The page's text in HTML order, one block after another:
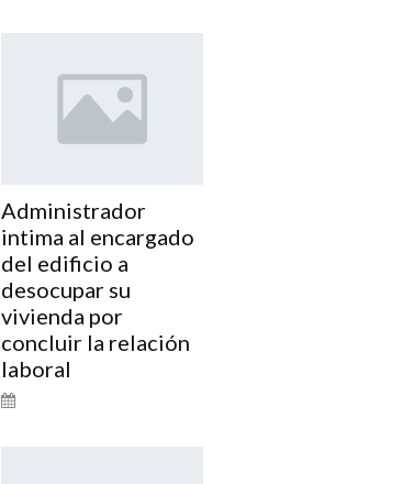
Administrador
intima al encargado
del edificio a
desocupar su
vivienda por
concluir la relación
laboral